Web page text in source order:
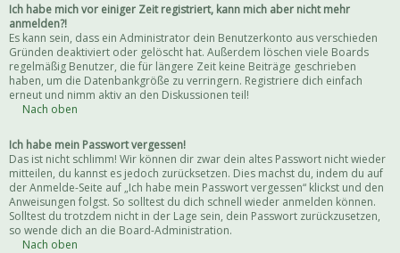
Ich habe mich vor einiger Zeit registriert, kann mich aber nicht mehr
anmelden?!
Es kann sein, dass ein Administrator dein Benutzerkonto aus verschieden
Gründen deaktiviert oder gelöscht hat. Außerdem löschen viele Boards
regelmäßig Benutzer, die für längere Zeit keine Beiträge geschrieben
haben, um die Datenbankgröße zu verringern. Registriere dich einfach
erneut und nimm aktiv an den Diskussionen teil!
Nach oben
Ich habe mein Passwort vergessen!
Das ist nicht schlimm! Wir können dir zwar dein altes Passwort nicht wieder
mitteilen, du kannst es jedoch zurücksetzen. Dies machst du, indem du auf
der Anmelde-Seite auf „Ich habe mein Passwort vergessen“ klickst und den
Anweisungen folgst. So solltest du dich schnell wieder anmelden können.
Solltest du trotzdem nicht in der Lage sein, dein Passwort zurückzusetzen,
so wende dich an die Board-Administration.
Nach oben